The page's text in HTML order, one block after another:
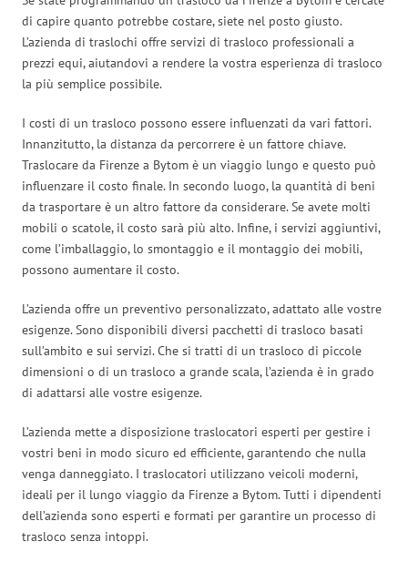
di capire quanto potrebbe costare, siete nel posto giusto.
L’azienda di traslochi offre servizi di trasloco professionali a
prezzi equi, aiutandovi a rendere la vostra esperienza di trasloco
la più semplice possibile.
I costi di un trasloco possono essere influenzati da vari fattori.
Innanzitutto, la distanza da percorrere è un fattore chiave.
Traslocare da Firenze a Bytom è un viaggio lungo e questo può
influenzare il costo finale. In secondo luogo, la quantità di beni
da trasportare è un altro fattore da considerare. Se avete molti
mobili o scatole, il costo sarà più alto. Infine, i servizi aggiuntivi,
come l’imballaggio, lo smontaggio e il montaggio dei mobili,
possono aumentare il costo.
L’azienda offre un preventivo personalizzato, adattato alle vostre
esigenze. Sono disponibili diversi pacchetti di trasloco basati
sull’ambito e sui servizi. Che si tratti di un trasloco di piccole
dimensioni o di un trasloco a grande scala, l’azienda è in grado
di adattarsi alle vostre esigenze.
L’azienda mette a disposizione traslocatori esperti per gestire i
vostri beni in modo sicuro ed efficiente, garantendo che nulla
venga danneggiato. I traslocatori utilizzano veicoli moderni,
ideali per il lungo viaggio da Firenze a Bytom. Tutti i dipendenti
dell’azienda sono esperti e formati per garantire un processo di
trasloco senza intoppi.